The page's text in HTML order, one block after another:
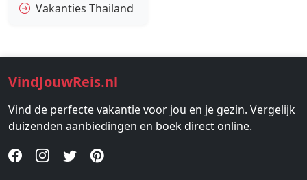
Vakanties Thailand
VindJouwReis.nl
Vind de perfecte vakantie voor jou en je gezin. Vergelijk
duizenden aanbiedingen en boek direct online.